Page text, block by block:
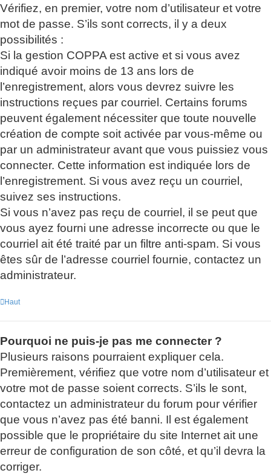
Vérifiez, en premier, votre nom d’utilisateur et votre
mot de passe. S’ils sont corrects, il y a deux
possibilités :
Si la gestion COPPA est active et si vous avez
indiqué avoir moins de 13 ans lors de
l’enregistrement, alors vous devrez suivre les
instructions reçues par courriel. Certains forums
peuvent également nécessiter que toute nouvelle
création de compte soit activée par vous-même ou
par un administrateur avant que vous puissiez vous
connecter. Cette information est indiquée lors de
l’enregistrement. Si vous avez reçu un courriel,
suivez ses instructions.
Si vous n’avez pas reçu de courriel, il se peut que
vous ayez fourni une adresse incorrecte ou que le
courriel ait été traité par un filtre anti-spam. Si vous
êtes sûr de l’adresse courriel fournie, contactez un
administrateur.
Haut
Pourquoi ne puis-je pas me connecter ?
Plusieurs raisons pourraient expliquer cela.
Premièrement, vérifiez que votre nom d’utilisateur et
votre mot de passe soient corrects. S’ils le sont,
contactez un administrateur du forum pour vérifier
que vous n’avez pas été banni. Il est également
possible que le propriétaire du site Internet ait une
erreur de configuration de son côté, et qu’il devra la
corriger.